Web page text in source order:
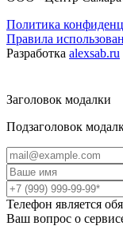
Политика
Правила
Разработка alexsab.ru
Заголовок модалки
Подзаголовок
Телефон является
Ваш вопрос о